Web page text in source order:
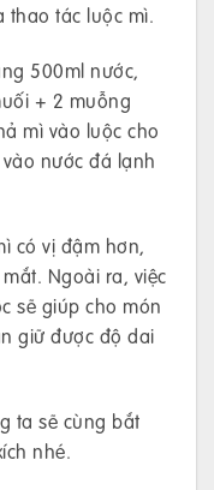
thao tác luộc mì.
500ml nước,
+ 2 muỗng
mì vào luộc cho
nước đá lạnh
có vị đậm hơn,
Ngoài ra, việc
sẽ giúp cho món
giữ được độ dai
ta sẽ cùng bắt
nhé.